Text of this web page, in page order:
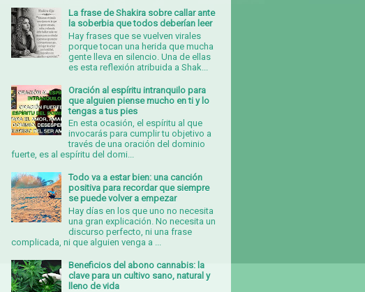
La frase de Shakira sobre callar ante
la soberbia que todos deberían leer
Hay frases que se vuelven virales
porque tocan una herida que mucha
gente lleva en silencio. Una de ellas
es esta reflexión atribuida a Shak...
Oración al espíritu intranquilo para
que alguien piense mucho en ti y lo
tengas a tus pies
En esta ocasión, el espíritu al que
invocarás para cumplir tu objetivo a
través de una oración del dominio
fuerte, es al espíritu del domi...
Todo va a estar bien: una canción
positiva para recordar que siempre
se puede volver a empezar
Hay días en los que uno no necesita
una gran explicación. No necesita un
discurso perfecto, ni una frase
complicada, ni que alguien venga a ...
Beneficios del abono cannabis: la
clave para un cultivo sano, natural y
lleno de vida